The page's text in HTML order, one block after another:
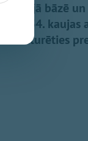
bāzē
54.
izturēties